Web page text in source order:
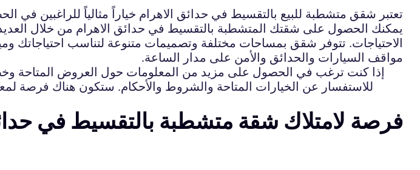
تعتبر شقق متشطبة للبيع بالتقسيط في حدائق الاهرام خياراً مثالياً للراغبين
يمكنك الحصول على شقتك المتشطبة بالتقسيط في حدائق الاهرام من خلال
الاحتياجات. تتوفر شقق بمساحات مختلفة وتصميمات متنوعة لتناسب احتياجاتك
مواقف السيارات والحدائق والأمن على مدار الساعة.
إذا كنت ترغب في الحصول على مزيد من المعلومات حول العروض المتاحة
للاستفسار عن الخيارات المتاحة والشروط والأحكام. ستكون هناك فرصة
فرصة لامتلاك شقة متشطبة بالتقسيط في